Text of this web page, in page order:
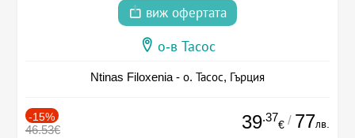
виж офертата
о-в Тасос
Ntinas Filoxenia - о. Тасос, Гърция
-15%
46.53€ 39.37
€ / 77лв.